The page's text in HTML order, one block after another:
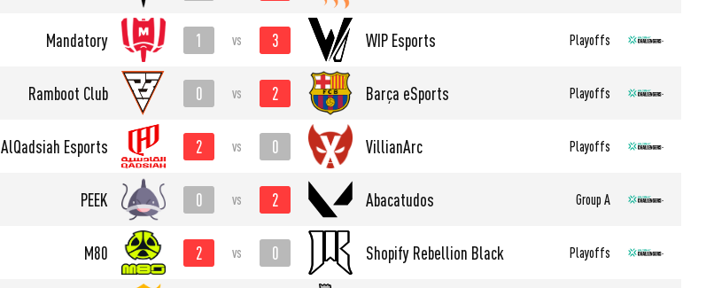
Mandatory 1 vs 3 WIP Esports Playoffs
Ramboot Club 0 vs 2 Barça eSports Playoffs
AlQadsiah Esports 2 vs 0 VillianArc Playoffs
PEEK 0 vs 2 Abacatudos Group A
M80 2 vs 0 Shopify Rebellion Black Playoffs